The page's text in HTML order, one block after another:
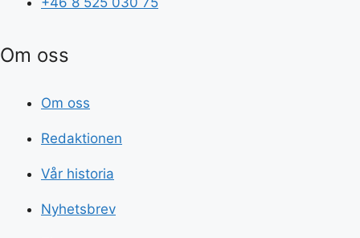
Om oss
Om oss
Redaktionen
Vår historia
Nyhetsbrev